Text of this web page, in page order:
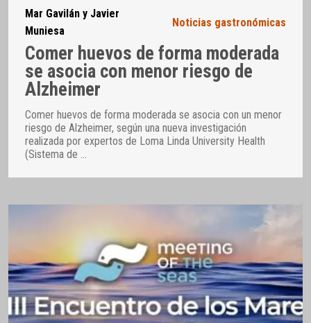
Mar Gavilán y Javier
Muniesa
Noticias gastronómicas
Comer huevos de forma moderada
se asocia con menor riesgo de
Alzheimer
Comer huevos de forma moderada se asocia con un menor
riesgo de Alzheimer, según una nueva investigación
realizada por expertos de Loma Linda University Health
(Sistema de …